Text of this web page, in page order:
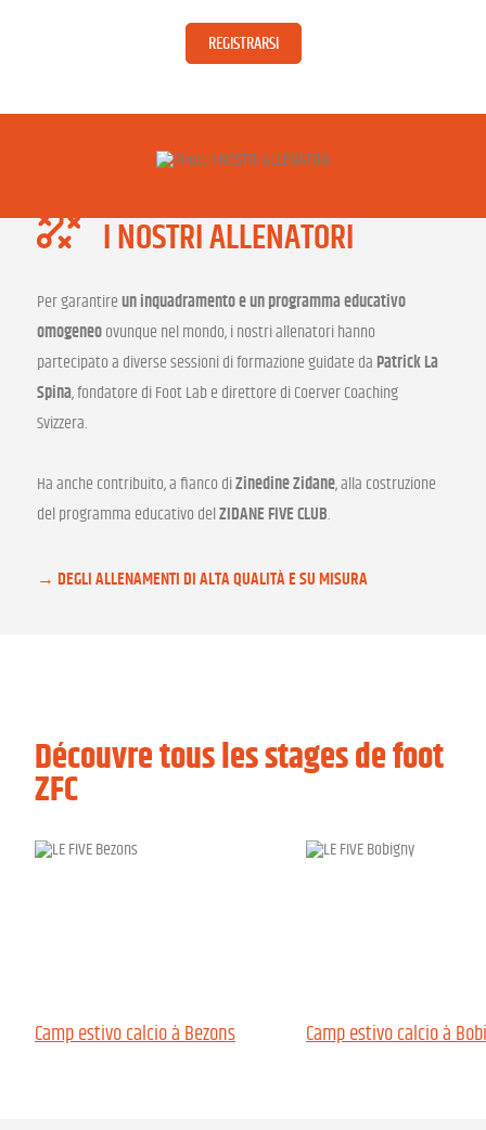
REGISTRARSI
I NOSTRI ALLENATORI
Per garantire un inquadramento e un programma educativo
omogeneoovunque nel mondo, i nostri allenatori hanno
partecipato a diverse sessioni di formazione guidate da Patrick La
Spina, fondatore di Foot Lab e direttore di Coerver Coaching
Svizzera.
Ha anche contribuito, a fianco diZinedine Zidane, alla costruzione
del programma educativo del ZIDANE FIVE CLUB
DEGLI ALLENAMENTI DI ALTA QUALITÀ E SU MISURA
Découvre tous les stages de foot
ZFC
Camp estivo calcio à Bezons Camp estivo calcio à